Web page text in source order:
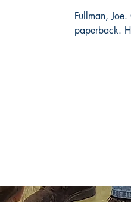
Fullman,
paperback.